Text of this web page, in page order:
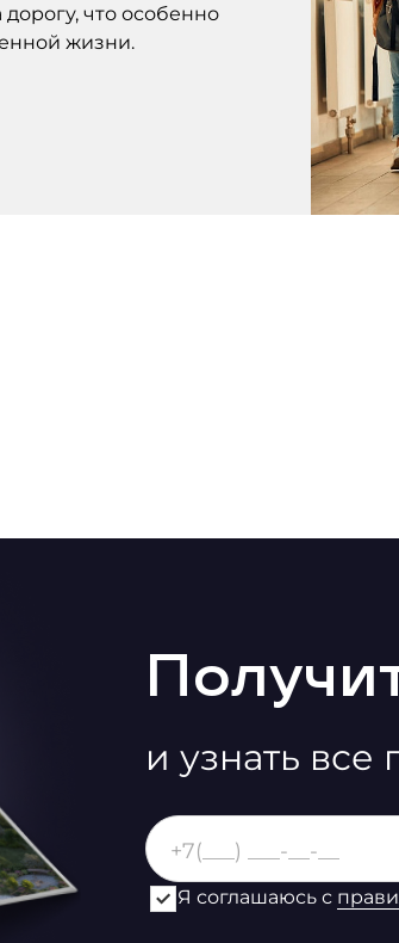
что особенно
жизни.
и узнать все
Я соглашаюсь с